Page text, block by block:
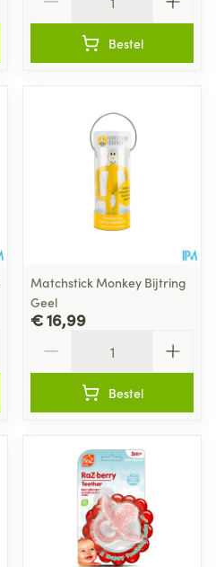
Bestel
Matchstick Monkey Bijtring
Geel
€ 16,99
Bestel